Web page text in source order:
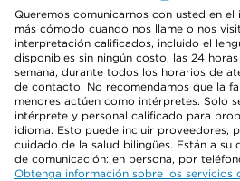
Queremos comunicarnos con usted en el
más cómodo cuando nos llame o nos
interpretación calificados, incluido el
disponibles sin ningún costo, las 24
semana, durante todos los horarios de
de contacto. No recomendamos que la
menores actúen como intérpretes. Solo
intérprete y personal calificado para
idioma. Esto puede incluir proveedores,
cuidado de la salud bilingües. Están a
de comunicación: en persona, por
Obtenga información sobre los servicios